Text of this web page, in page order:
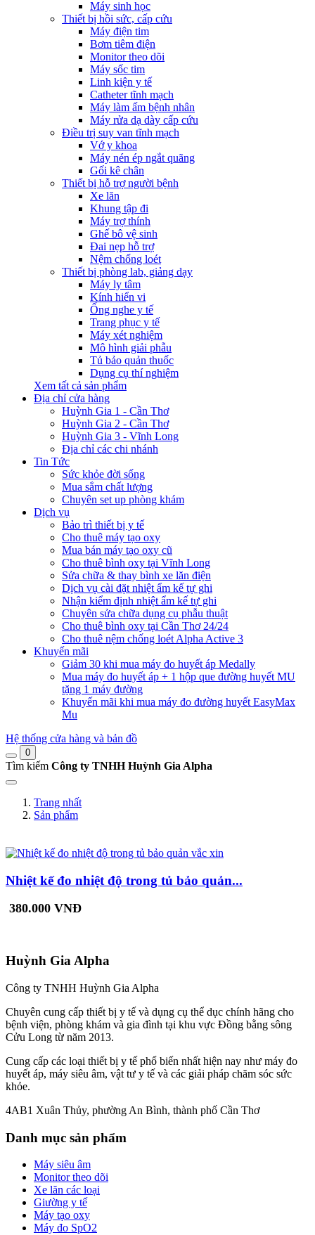
Máy sinh học
Thiết bị hồi sức, cấp cứu
Máy điện tim
Bơm tiêm điện
Monitor theo dõi
Máy sốc tim
Linh kiện y tế
Catheter tĩnh mạch
Máy làm ấm bệnh nhân
Máy rửa dạ dày cấp cứu
Điều trị suy van tĩnh mạch
Vớ y khoa
Máy nén ép ngắt quãng
Gối kê chân
Thiết bị hỗ trợ người bệnh
Xe lăn
Khung tập đi
Máy trợ thính
Ghế bô vệ sinh
Đai nẹp hỗ trợ
Nệm chống loét
Thiết bị phòng lab, giảng dạy
Máy ly tâm
Kính hiển vi
Ống nghe y tế
Trang phục y tế
Máy xét nghiệm
Mô hình giải phẫu
Tủ bảo quản thuốc
Dụng cụ thí nghiệm
Xem tất cả sản phẩm
Địa chỉ cửa hàng
Huỳnh Gia 1 - Cần Thơ
Huỳnh Gia 2 - Cần Thơ
Huỳnh Gia 3 - Vĩnh Long
Địa chỉ các chi nhánh
Tin Tức
Sức khỏe đời sống
Mua sắm chất lượng
Chuyên set up phòng khám
Dịch vụ
Bảo trì thiết bị y tế
Cho thuê máy tạo oxy
Mua bán máy tạo oxy cũ
Cho thuê bình oxy tại Vĩnh Long
Sửa chữa & thay bình xe lăn điện
Dịch vụ cài đặt nhiệt ẩm kế tự ghi
Nhận kiểm định nhiệt ẩm kế tự ghi
Chuyên sửa chữa dụng cụ phẫu thuật
Cho thuê bình oxy tại Cần Thơ 24/24
Cho thuê nệm chống loét Alpha Active 3
Khuyến mãi
Giảm 30 khi mua máy đo huyết áp Medally
Mua máy đo huyết áp + 1 hộp que đường huyết MU
tặng 1 máy đường
Khuyến mãi khi mua máy đo đường huyết EasyMax
Mu
Hệ thống cửa hàng và bản đồ
0
Tìm kiếm Công ty TNHH Huỳnh Gia Alpha
Trang nhất
Sản phẩm
Nhiệt kế đo nhiệt độ trong tủ bảo quản...
380.000 VNĐ
Huỳnh Gia Alpha
Công ty TNHH Huỳnh Gia Alpha
Chuyên cung cấp thiết bị y tế và dụng cụ thể dục chính hãng cho
bệnh viện, phòng khám và gia đình tại khu vực Đồng bằng sông
Cửu Long từ năm 2013.
Cung cấp các loại thiết bị y tế phổ biến nhất hiện nay như máy đo
huyết áp, máy siêu âm, vật tư y tế và các giải pháp chăm sóc sức
khỏe.
4AB1 Xuân Thủy, phường An Bình, thành phố Cần Thơ
Danh mục sản phẩm
Máy siêu âm
Monitor theo dõi
Xe lăn các loại
Giường y tế
Máy tạo oxy
Máy đo SpO2